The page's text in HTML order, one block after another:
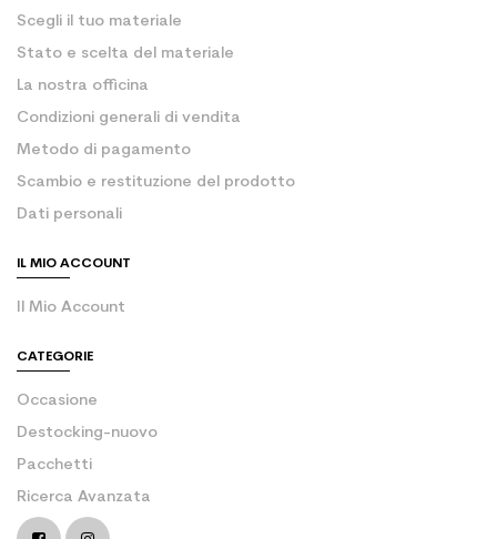
Scegli il tuo materiale
Stato e scelta del materiale
La nostra officina
Condizioni generali di vendita
Metodo di pagamento
Scambio e restituzione del prodotto
Dati personali
IL MIO ACCOUNT
Il Mio Account
CATEGORIE
Occasione
Destocking-nuovo
Pacchetti
Ricerca Avanzata